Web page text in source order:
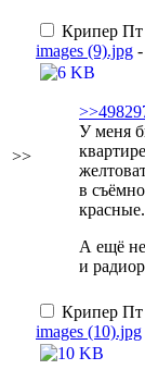
>>
Крипер Пт
images (9).jpg
У меня
в
красные.
А ещё не
и
Крипер Пт
images (10).jpg